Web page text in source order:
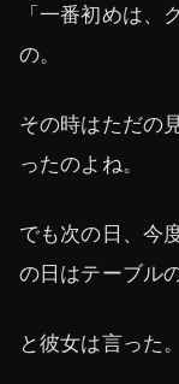
「一番初めは、
の。
その時はただの
ったのよね。
でも次の日、今
の日はテーブル
と彼女は言った。